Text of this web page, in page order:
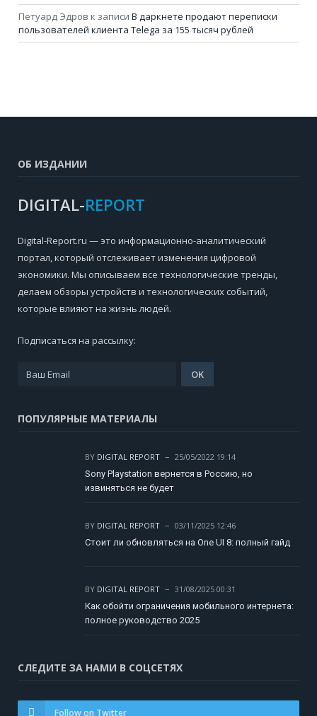
Петуард Эдров к записи В даркнете продают переписки
пользователей клиента Telega за 155 тысяч рублей
ОБ ИЗДАНИИ
DIGITAL-REPORT
Digital-Report.ru — это информационно-аналитический
портал, который отслеживает изменения цифровой
экономики. Мы описываем все технологические тренды,
делаем обзоры устройств и технологических событий,
которые влияют на жизнь людей.
Подписаться на рассылку:
ПОПУЛЯРНЫЕ МАТЕРИАЛЫ
BY DIGITAL REPORT
25/05/2022 19:14
Sony Playstation вернется в Россию, но
извиняться не будет
BY DIGITAL REPORT
03/11/2025 12:46
Стоит ли обновляться на One UI 8: полный гайд
BY DIGITAL REPORT
31/08/2025 00:31
Как обойти ограничения мобильного интернета:
полное руководство 2025
СЛЕДИТЕ ЗА НАМИ В СОЦСЕТЯХ
Follow on Twitter